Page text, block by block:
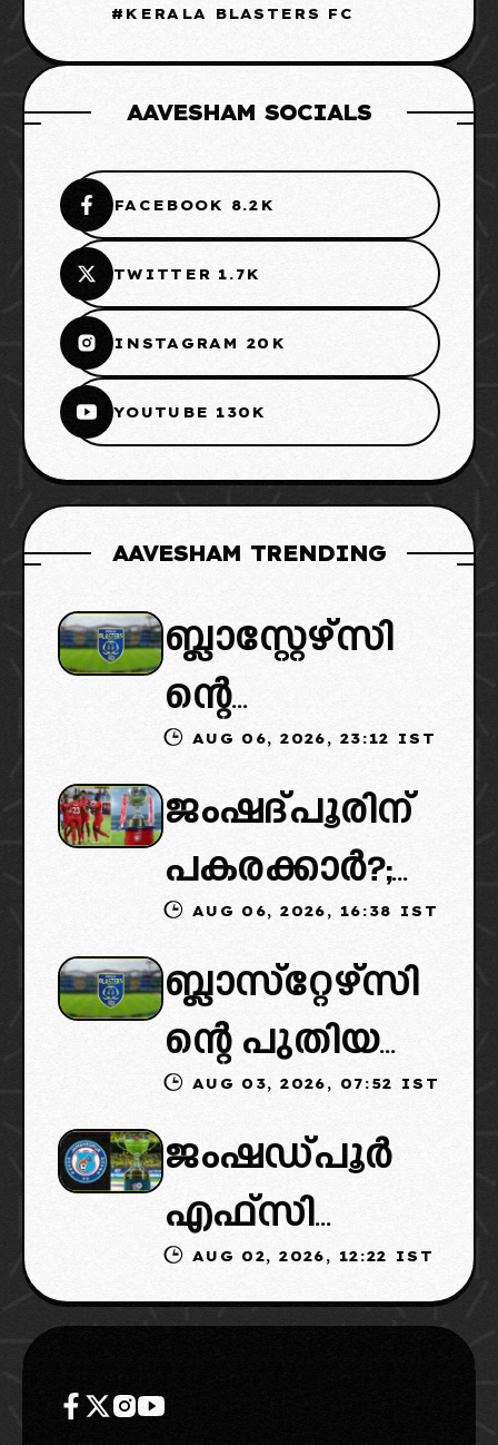
KERALA BLASTERS FC
AAVESHAM SOCIALS
FACEBOOK 8.2K
TWITTER 1.7K
INSTAGRAM 20K
YOUTUBE 130K
AAVESHAM TRENDING
ബ്ലാസ്റ്റേഴ്സി
ന്റെ
കൈമാറ്റത്തി
ൽ ട്വിസ്റ്റ്:
പുതിയ
ഉടമകളെത്താ
ൻ വൈകും,
കോടതിയുടെ
നീക്കവും
നിർണായകം
AUG 06, 2026, 23:12 IST
ജംഷദ്പൂരിന്
പകരക്കാർ?;
ഐഎസ്എല്ലി
ൽ പുതിയ
ടീമിനെ
ഉൾപ്പെടുത്താ
ൻ
എഐഎഫ്എ
ഫ്: വരുന്നത്
ഗോവൻ
ലെജൻഡറി
AUG 06, 2026, 16:38 IST
ബ്ലാസ്‌റ്റേഴ്‌സി
ന്റെ പുതിയ
ഉടമകളിൽ
മലബാറിൽ
നിന്നുള്ള
ബിസിനസ്
ഗ്രൂപ്പും:
ക്ലബ്ബിന്റെ
AUG 03, 2026, 07:52 IST
ജംഷഡ്പൂർ
എഫ്സി
മടങ്ങിവരും!:
തിരിച്ചെത്തി
ക്കാൻ
AUG 02, 2026, 12:22 IST